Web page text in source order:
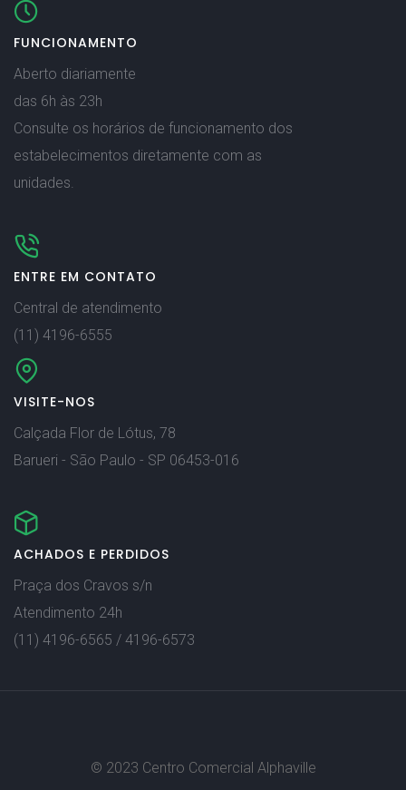
FUNCIONAMENTO
Aberto diariamente
das 6h às 23h
Consulte os horários de funcionamento dos
estabelecimentos diretamente com as
unidades.
ENTRE EM CONTATO
Central de atendimento
(11) 4196-6555
VISITE-NOS
Calçada Flor de Lótus, 78
Barueri - São Paulo - SP 06453-016
ACHADOS E PERDIDOS
Praça dos Cravos s/n
Atendimento 24h
(11) 4196-6565 / 4196-6573
© 2023 Centro Comercial Alphaville